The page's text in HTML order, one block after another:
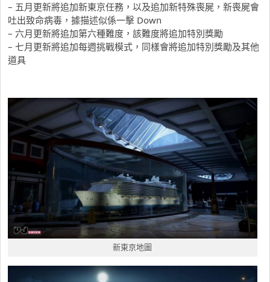
– 五月更新將追加新東京任務，以及追加新特殊喪屍，新喪屍會
吐出致命病毒，據描述似係一擊 Down
– 六月更新將追加第六種難度，該難度將追加特別獎勵
– 七月更新將追加每週挑戰模式，同樣會將追加特別獎勵及其他
道具
新東京地圖